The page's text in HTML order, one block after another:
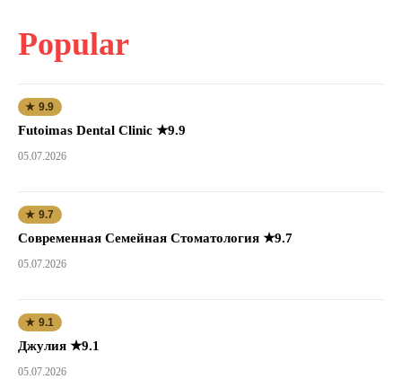
Popular
★ 9.9
Futoimas Dental Clinic ★9.9
05.07.2026
★ 9.7
Современная Семейная Стоматология ★9.7
05.07.2026
★ 9.1
Джулия ★9.1
05.07.2026